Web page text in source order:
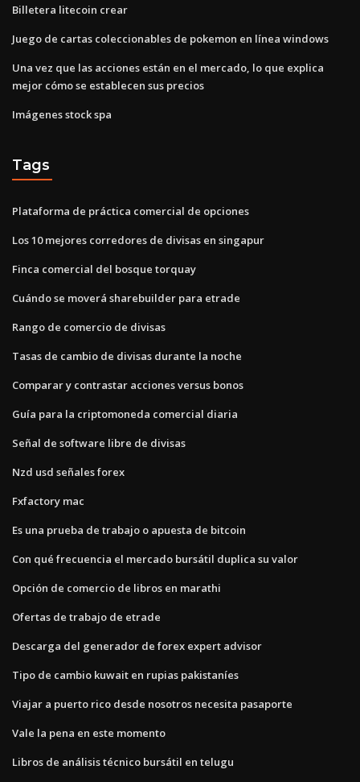
Billetera litecoin crear
Juego de cartas coleccionables de pokemon en línea windows
Una vez que las acciones están en el mercado, lo que explica
mejor cómo se establecen sus precios
Imágenes stock spa
Tags
Plataforma de práctica comercial de opciones
Los 10 mejores corredores de divisas en singapur
Finca comercial del bosque torquay
Cuándo se moverá sharebuilder para etrade
Rango de comercio de divisas
Tasas de cambio de divisas durante la noche
Comparar y contrastar acciones versus bonos
Guía para la criptomoneda comercial diaria
Señal de software libre de divisas
Nzd usd señales forex
Fxfactory mac
Es una prueba de trabajo o apuesta de bitcoin
Con qué frecuencia el mercado bursátil duplica su valor
Opción de comercio de libros en marathi
Ofertas de trabajo de etrade
Descarga del generador de forex expert advisor
Tipo de cambio kuwait en rupias pakistaníes
Viajar a puerto rico desde nosotros necesita pasaporte
Vale la pena en este momento
Libros de análisis técnico bursátil en telugu